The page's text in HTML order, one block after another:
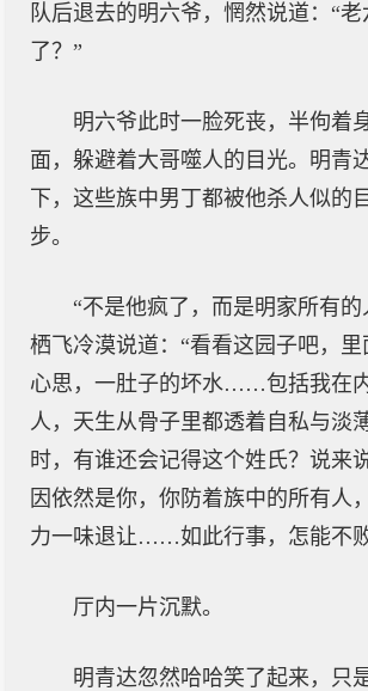
队后退去的明六爷，惘然说道：“
了？”
明六爷此时一脸死丧，半佝着
面，躲避着大哥噬人的目光。明青
下，这些族中男丁都被他杀人似的
步。
“不是他疯了，而是明家所有的
栖飞冷漠说道：“看看这园子吧，
心思，一肚子的坏水……包括我在
人，天生从骨子里都透着自私与淡
时，有谁还会记得这个姓氏？说来
因依然是你，你防着族中的所有人
力一味退让……如此行事，怎能不
厅内一片沉默。
明青达忽然哈哈笑了起来，只